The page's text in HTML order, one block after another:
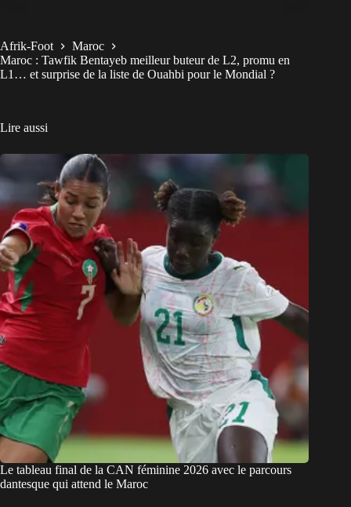
Afrik-Foot
Maroc
Maroc : Tawfik Bentayeb meilleur buteur de L2, promu en
L1… et surprise de la liste de Ouahbi pour le Mondial ?
Lire aussi
Le tableau final de la CAN féminine 2026 avec le parcours
dantesque qui attend le Maroc